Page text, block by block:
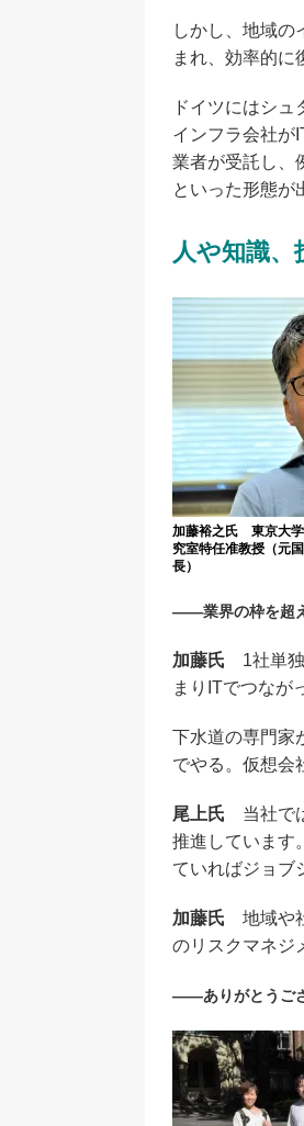
しかし、地域の
まれ、効率的に
ドイツにはシ
インフラ会社が
業者が受託し、
といった形態が
人や知識、
加藤裕之氏 東京大学
究室特任准教授（元
長）
――業界の枠を超
加藤氏 1社単独
まりITでつなが
下水道の専門家
でやる。仮想会
尾上氏 当社で
推進しています
ていればジョブ
加藤氏 地域や
のリスクマネジ
――ありがとうご